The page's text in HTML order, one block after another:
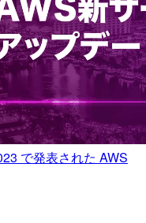
で発表された AWS